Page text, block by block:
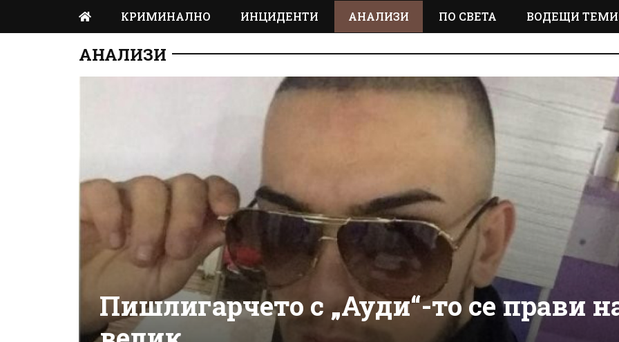
КРИМИНАЛНО ИНЦИДЕНТИ АНАЛИЗИ ПО СВЕТА ВОДЕЩИ ТЕМИ
АНАЛИЗИ
Пишлигарчето с „Ауди“-то се прави